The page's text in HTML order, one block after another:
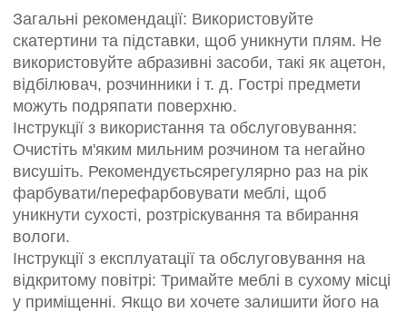
Загальні рекомендації: Використовуйте
скатертини та підставки, щоб уникнути плям. Не
використовуйте абразивні засоби, такі як ацетон,
відбілювач, розчинники і т. д. Гострі предмети
можуть подряпати поверхню.
Інструкції з використання та обслуговування:
Очистіть м'яким мильним розчином та негайно
висушіть. Рекомендуєтьсярегулярно раз на рік
фарбувати/перефарбовувати меблі, щоб
уникнути сухості, розтріскування та вбирання
вологи.
Інструкції з експлуатації та обслуговування на
відкритому повітрі: Тримайте меблі в сухому місці
у приміщенні. Якщо ви хочете залишити його на